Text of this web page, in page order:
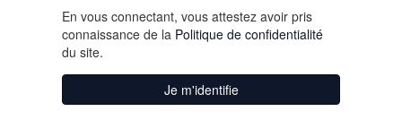
En vous connectant, vous attestez avoir pris
connaissance de la Politique de confidentialité
du site.
Je m'identifie